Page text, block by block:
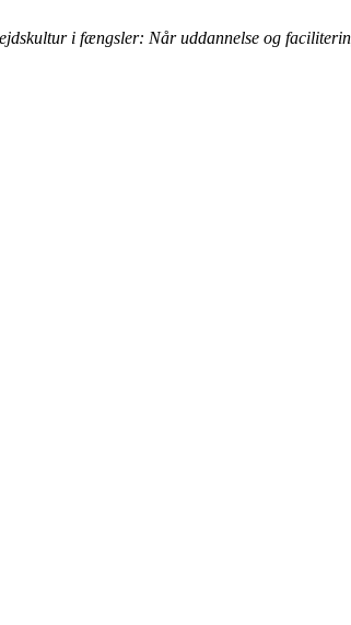
i fængsler: Når uddannelse og